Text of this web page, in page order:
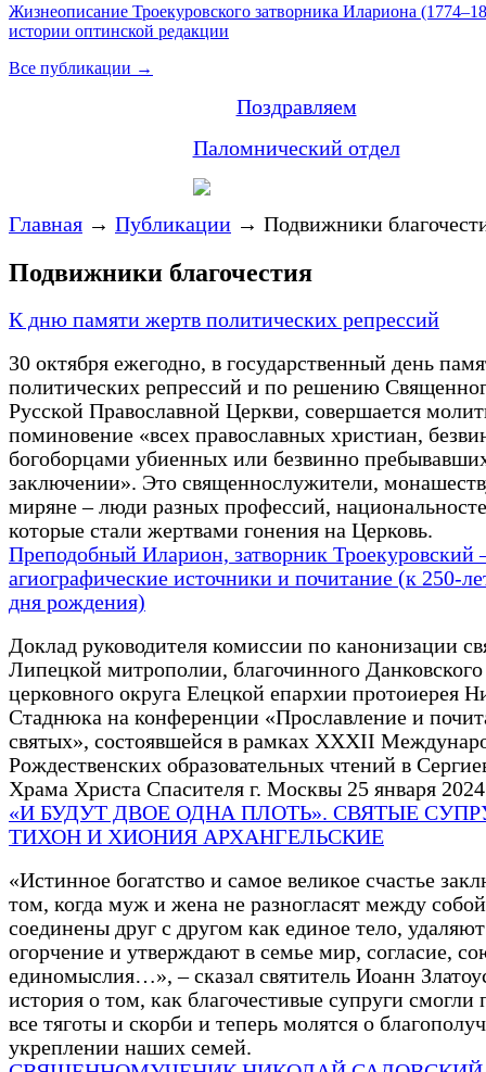
Жизнеописание Троекуровского затворника Илариона
истории оптинской редакции
Все публикации →
Поздравляем
Паломнический отдел
Главная → Публикации → Подвижники
Подвижники благочестия
К дню памяти жертв политических репрессий
30 октября ежегодно, в государственный день
политических репрессий и по решению
Русской Православной Церкви, совершается
поминовение «всех православных христиан,
богоборцами убиенных или безвинно
заключении». Это священнослужители,
миряне – люди разных профессий,
которые стали жертвами гонения на Церковь.
Преподобный Иларион, затворник Троекуровский
агиографические источники и почитание (к 250-
дня рождения)
Доклад руководителя комиссии по канонизации
Липецкой митрополии, благочинного Данковского
церковного округа Елецкой епархии протоиерея
Стаднюка на конференции «Прославление и
святых», состоявшейся в рамках XXХII
Рождественских образовательных чтений в
Храма Христа Спасителя г. Москвы 25 января 2024
«И БУДУТ ДВОЕ ОДНА ПЛОТЬ». СВЯТЫЕ
ТИХОН И ХИОНИЯ АРХАНГЕЛЬСКИЕ
«Истинное богатство и самое великое счастье
том, когда муж и жена не разногласят между
соединены друг с другом как единое тело, удаляют
огорчение и утверждают в семье мир, согласие,
единомыслия…», – сказал святитель Иоанн
история о том, как благочестивые супруги смогли
все тяготы и скорби и теперь молятся о
укреплении наших семей.